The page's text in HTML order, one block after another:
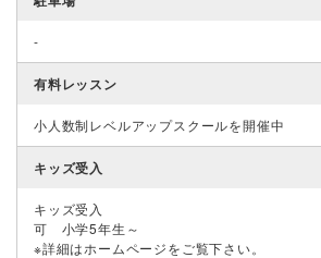
-
有料レッスン
小人数制レベルアップスクールを開催中
キッズ受入
キッズ受入
可 小学5年生～
※詳細はホームページをご覧下さい。